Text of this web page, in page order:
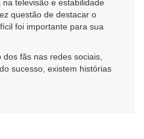
televisão e estabilidade
questão de destacar o
foi importante para sua
fãs nas redes sociais,
sucesso, existem histórias